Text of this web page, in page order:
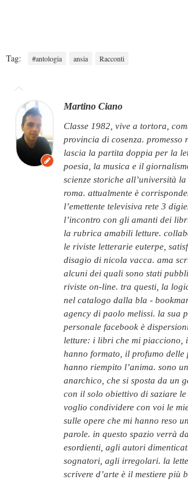
Tag: #antologia ansia Racconti
Martino Ciano
classe 1982, vive a tortora, comune della
provincia di cosenza. promesso
lascia la partita doppia per la
poesia, la musica e il
scienze storiche all’università
roma. attualmente è
l’emettente televisiva rete 3
l’incontro con gli amanti dei
la rubrica amabili letture.
le riviste letterarie euterpe,
disagio di nicola vacca. ama
alcuni dei quali sono stati
riviste on-line. tra questi, la
nel catalogo dalla bla -
agency di paolo melissi. la sua
personale facebook è
letture: i libri che mi piacciono,
hanno formato, il profumo delle
hanno riempito l’anima. sono
anarchico, che si sposta da un
con il solo obiettivo di saziare
voglio condividere con voi le
sulle opere che mi hanno reso
parole. in questo spazio verrà
esordienti, agli autori
sognatori, agli irregolari. la
scrivere d’arte è il mestiere più